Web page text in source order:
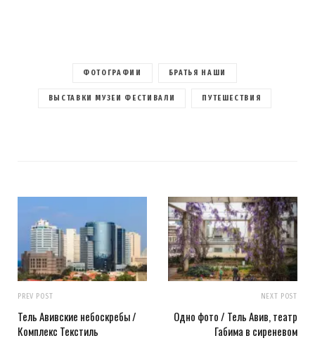
ФОТОГРАФИИ БРАТЬЯ НАШИ
ВЫСТАВКИ МУЗЕИ ФЕСТИВАЛИ ПУТЕШЕСТВИЯ
PREV POST
Тель Авивские небоскребы /
Комплекс Текстиль
NEXT POST
Одно фото / Тель Авив, театр
Габима в сиреневом